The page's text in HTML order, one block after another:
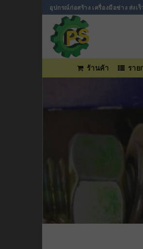
ข้าม
ไป
เนื้อหา
อุปกรณ์ก่อสร้าง เครื่องมือช่าง ส่งเ
ร้านค้า ราย